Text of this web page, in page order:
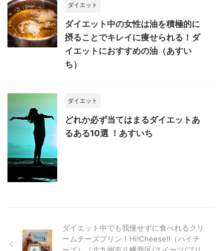
ダイエット
ダイエット中の女性は油を積極的に
摂ることでキレイに痩せられる！ダ
イエットにおすすめの油（あすい
ち）
ダイエット
どれか必ず当てはまるダイエットあ
るある10選 ！あすいち
ダイエット中でも我慢せずに食べれるクリ
ームチーズプリン！Hi!Cheese!!（ハイチ